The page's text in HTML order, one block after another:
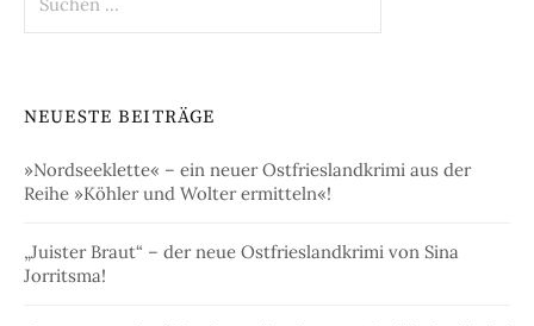
nach:
NEUESTE BEITRÄGE
»Nordseeklette« – ein neuer Ostfrieslandkrimi aus der
Reihe »Köhler und Wolter ermitteln«!
„Juister Braut“ – der neue Ostfrieslandkrimi von Sina
Jorritsma!